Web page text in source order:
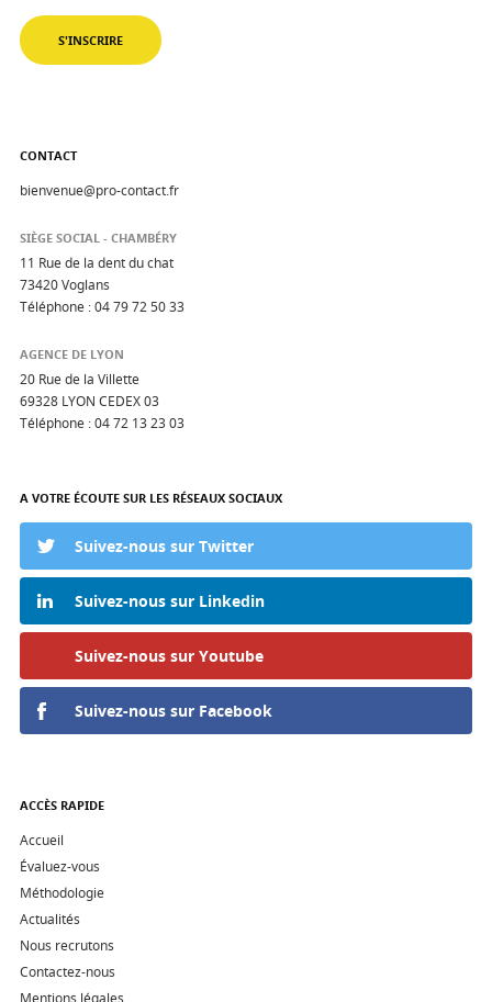
CONTACT
bienvenue@pro-contact.fr
SIÈGE SOCIAL - CHAMBÉRY
11 Rue de la dent du chat
73420 Voglans
Téléphone :04 79 72 50 33
AGENCE DE LYON
20 Rue de la Villette
69328 LYON CEDEX 03
Téléphone :04 72 13 23 03
A VOTRE ÉCOUTE SUR LES RÉSEAUX SOCIAUX
Suivez-nous sur Twitter
Suivez-nous sur Linkedin
Suivez-nous sur Youtube
Suivez-nous sur Facebook
ACCÈS RAPIDE
Accueil
Évaluez-vous
Méthodologie
Actualités
Nous recrutons
Contactez-nous
Mentions légales